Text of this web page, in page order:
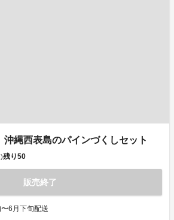
沖縄西表島のパインづくしセット
残り50
販売終了
6月下旬配送